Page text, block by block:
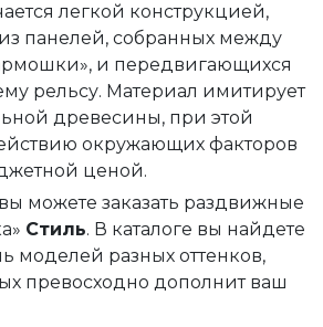
легкой конструкцией,
из панелей, собранных между
и передвигающихся
рельсу. Материал имитирует
древесины, при этой
окружающих факторов
ценой.
можете заказать раздвижные
Стиль. В каталоге вы найдете
моделей разных оттенков,
превосходно дополнит ваш